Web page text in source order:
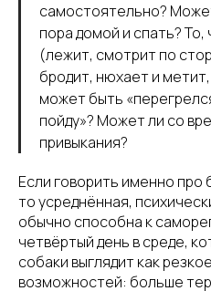
самостоятельно?
пора домой и спать?
(лежит, смотрит по
бродит, нюхает и
может быть
пойду»? Может ли со
привыкания?
Если говорить именно про
то усреднённая,
обычно способна к
четвёртый день в среде,
собаки выглядит как
возможностей: больше